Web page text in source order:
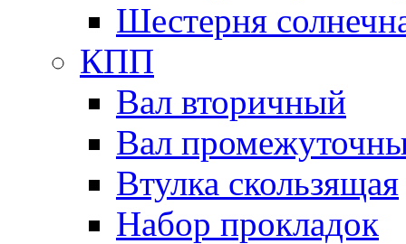
Шестерня
КПП
Вал вторичный
Вал
Втулка скользящая
Набор прокладок